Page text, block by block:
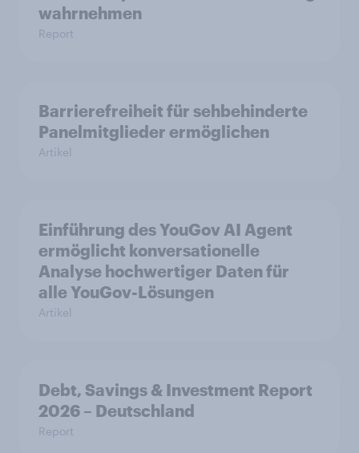
wahrnehmen
Report
Barrierefreiheit für sehbehinderte
Panelmitglieder ermöglichen
Artikel
Einführung des YouGov AI Agent
ermöglicht konversationelle
Analyse hochwertiger Daten für
alle YouGov-Lösungen
Artikel
Debt, Savings & Investment Report
2026 – Deutschland
Report